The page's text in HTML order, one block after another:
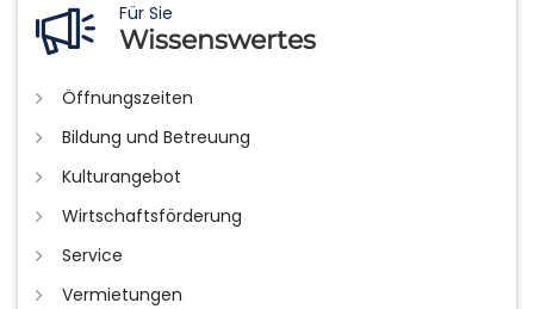
Für Sie
Wissenswertes
Öffnungszeiten
Bildung und Betreuung
Kulturangebot
Wirtschaftsförderung
Service
Vermietungen